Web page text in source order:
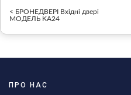
< БРОНЕДВЕРІ Вхідні двері
МОДЕЛЬ KA24
ПРО НАС